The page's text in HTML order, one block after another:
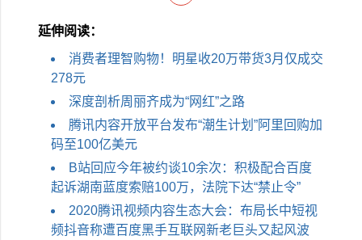
延伸阅读：
消费者理智购物！明星收20万带货3月仅成交
278元
深度剖析周丽齐成为“网红”之路
腾讯内容开放平台发布“潮生计划”阿里回购加
码至100亿美元
B站回应今​年被约谈10余次：积极配合百度
起诉湖南蓝度索赔100万，法院下达“禁止令”
2020腾讯视频内容生态大会：布局长中短视
频抖音称遭百度黑手互联网新老巨头又起风波